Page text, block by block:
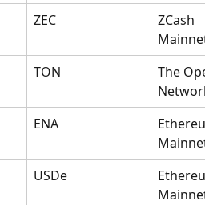
ZEC
ZCash
TON
The
ENA
USDe